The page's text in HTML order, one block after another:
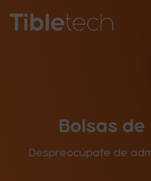
Infraestructura
Bolsas
Despreocúpate de